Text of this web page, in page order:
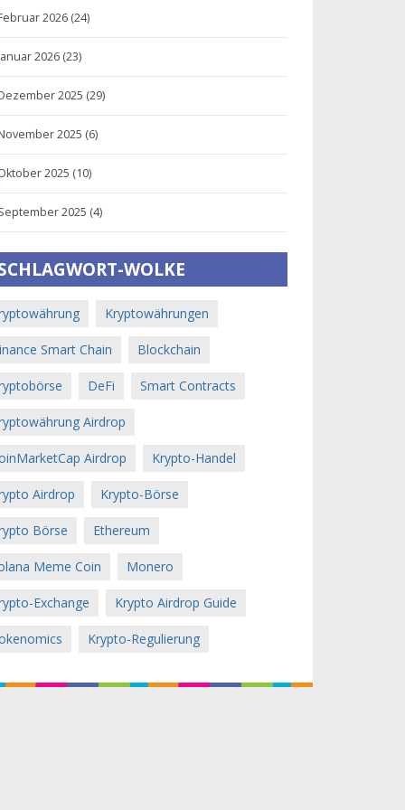
2026 (24)
2026 (23)
2025 (29)
2025 (6)
2025 (10)
2025 (4)
WOLKE
Kryptowährungen
Smart Chain Blockchain
DeFi Smart Contracts
Airdrop
Airdrop Krypto-Handel
Airdrop Krypto-Börse
Börse Ethereum
Meme Coin Monero
Exchange Krypto Airdrop Guide
Krypto-Regulierung